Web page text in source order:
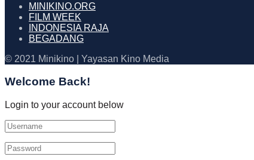
MINIKINO.ORG
FILM WEEK
INDONESIA RAJA
BEGADANG
© 2021 Minikino | Yayasan Kino Media
Welcome Back!
Login to your account below